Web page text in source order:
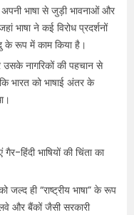
अपनी भाषा से जुड़ी भावनाओं और
भाषा ने कई विरोध प्रदर्शनों
के रूप में काम किया है।
उसके नागरिकों की पहचान से
भारत को भाषाई अंतर के
हिंदी भाषियों की चिंता का
जल्द ही “राष्ट्रीय भाषा” के रूप
और बैंकों जैसी सरकारी